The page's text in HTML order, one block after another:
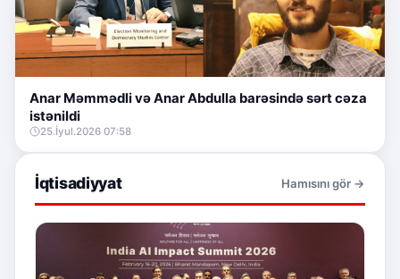
Anar Məmmədli və Anar Abdulla barəsində sərt cəza
istənildi
25.İyul.2026 07:58
İqtisadiyyat Hamısını gör →